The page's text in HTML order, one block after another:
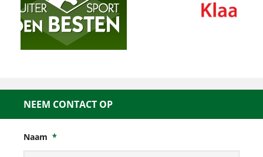
NEEM CONTACT OP
Naam *